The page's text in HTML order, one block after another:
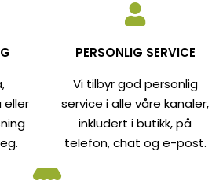
eller
PERSONLIG SERVICE
Vi tilbyr god personlig
service i alle våre kanaler,
inkludert i butikk, på
telefon, chat og e-post.